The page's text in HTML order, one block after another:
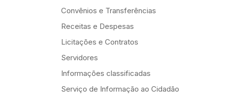
Convênios e Transferências
Receitas e Despesas
Licitações e Contratos
Servidores
Informações classificadas
Serviço de Informação ao Cidadão